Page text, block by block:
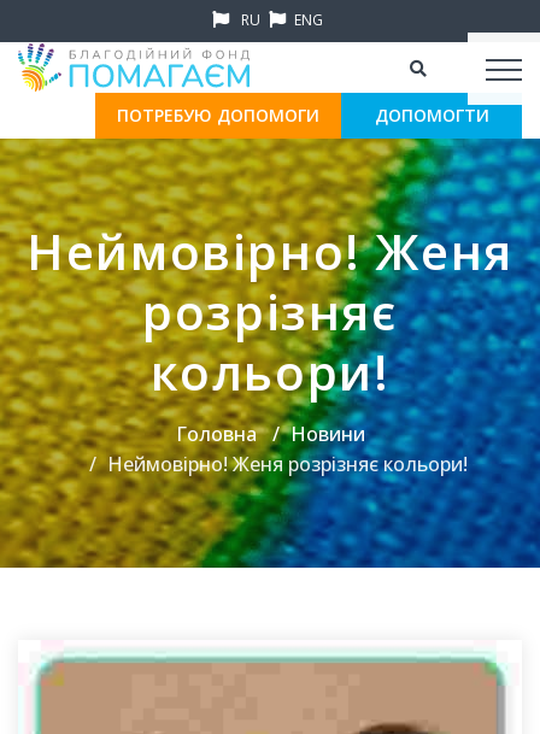
RU ENG
ПОТРЕБУЮ ДОПОМОГИ ДОПОМОГТИ
Неймовірно! Женя
розрізняє
кольори!
Головна
Новини
Неймовірно! Женя розрізняє кольори!